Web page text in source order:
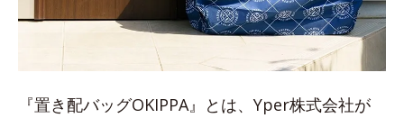
『置き配バッグOKIPPA』とは、Yper株式会社が